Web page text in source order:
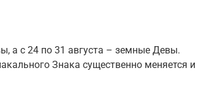
а с 24 по 31 августа – земные Девы.
Знака существенно меняется и